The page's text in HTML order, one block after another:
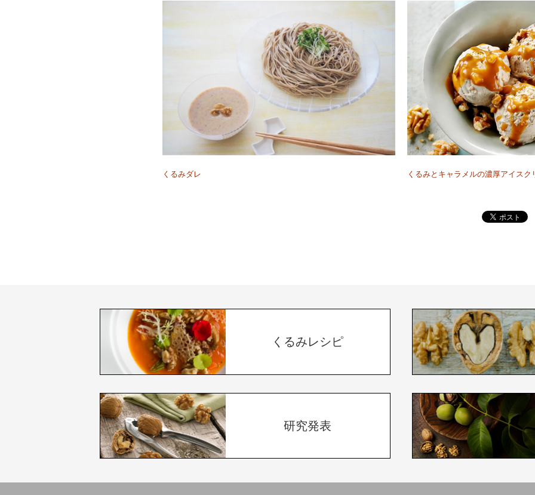
くるみダレ くるみとキャラメルの濃厚アイスク
くるみレシピ
研究発表